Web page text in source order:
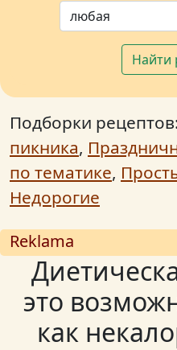
Найти
Подборки рецептов:
пикника,
по тематике,
Недорогие
Reklama
это
как